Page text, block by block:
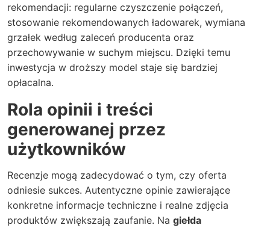
rekomendacji: regularne czyszczenie połączeń,
stosowanie rekomendowanych ładowarek, wymiana
grzałek według zaleceń producenta oraz
przechowywanie w suchym miejscu. Dzięki temu
inwestycja w droższy model staje się bardziej
opłacalna.
Rola opinii i treści
generowanej przez
użytkowników
Recenzje mogą zadecydować o tym, czy oferta
odniesie sukces. Autentyczne opinie zawierające
konkretne informacje techniczne i realne zdjęcia
produktów zwiększają zaufanie. Na giełda